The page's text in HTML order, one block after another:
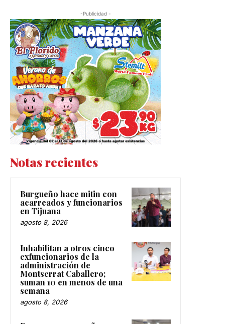
-Publicidad -
Notas recientes
Burgueño hace mitin con
acarreados y funcionarios
en Tijuana
agosto 8, 2026
Inhabilitan a otros cinco
exfuncionarios de la
administración de
Montserrat Caballero;
suman 10 en menos de una
semana
agosto 8, 2026